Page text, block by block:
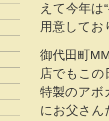
えて今年は
用意して
御代田町
店でもこ
特製のアボ
にお父さん